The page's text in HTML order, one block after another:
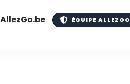
AllezGo.be ÉQUIPE ALLEZGO